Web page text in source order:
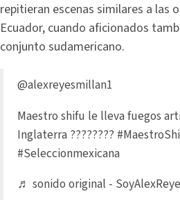
repitieran escenas similares a las
Ecuador, cuando aficionados
conjunto sudamericano.
@alexreyesmillan1
Maestro shifu le lleva fuegos
Inglaterra ????????
#Seleccionmexicana
♬ sonido original -